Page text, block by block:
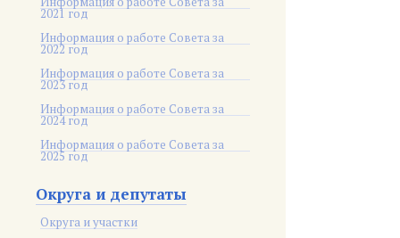
2021 год
Информация о работе Совета за
2022 год
Информация о работе Совета за
2023 год
Информация о работе Совета за
2024 год
Информация о работе Совета за
2025 год
Округа и депутаты
Округа и участки